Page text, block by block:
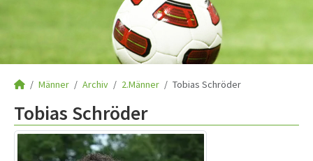
Männer Archiv 2.Männer Tobias Schröder
Tobias Schröder